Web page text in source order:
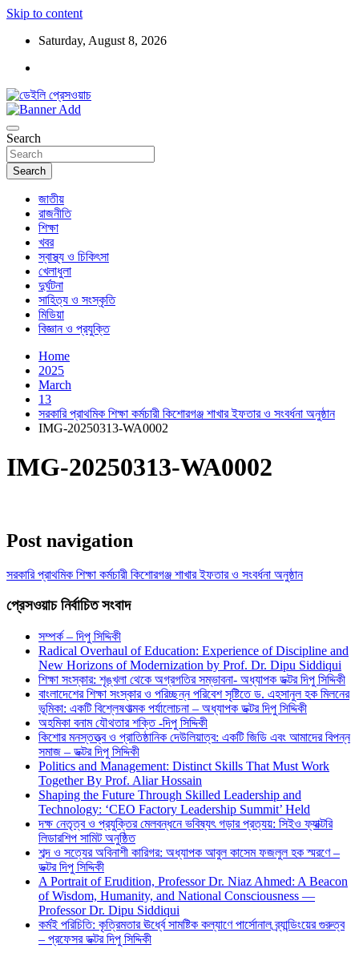
Skip to content
Saturday, August 8, 2026
ডেইলি প্রেসওয়াচ
Search
Search
জাতীয়
রাজনীতি
শিক্ষা
খবর
স্বাস্থ্য ও চিকিৎসা
খেলাধুলা
দুর্ঘটনা
সাহিত্য ও সংস্কৃতি
মিডিয়া
বিজ্ঞান ও প্রযুক্তি
Home
2025
March
13
সরকারি প্রাথমিক শিক্ষা কর্মচারী কিশোরগঞ্জ শাখার ইফতার ও সংবর্ধনা অনুষ্ঠান
IMG-20250313-WA0002
IMG-20250313-WA0002
Post navigation
সরকারি প্রাথমিক শিক্ষা কর্মচারী কিশোরগঞ্জ শাখার ইফতার ও সংবর্ধনা অনুষ্ঠান
প্রেসওয়াচ নির্বাচিত সংবাদ
সম্পর্ক – দিপু সিদ্দিকী
Radical Overhaul of Education: Experience of Discipline and
New Horizons of Modernization by Prof. Dr. Dipu Siddiqui
শিক্ষা সংস্কার: শৃঙ্খলা থেকে অগ্রগতির সম্ভাবনা- অধ্যাপক ডক্টর দিপু সিদ্দিকী
বাংলাদেশের শিক্ষা সংস্কার ও পরিচ্ছন্ন পরিবেশ সৃষ্টিতে ড. এহসানুল হক মিলনের
ভূমিকা: একটি বিশ্লেষণাত্মক পর্যালোচনা – অধ্যাপক ডক্টর দিপু সিদ্দিকী
অহমিকা বনাম যৌথতার শক্তি -দিপু সিদ্দিকী
কিশোর মনস্তত্ত্ব ও প্রাতিষ্ঠানিক দেউলিয়াত্ব: একটি জিডি এবং আমাদের বিপন্ন
সমাজ – ডক্টর দিপু সিদ্দিকী
Politics and Management: Distinct Skills That Must Work
Together By Prof. Aliar Hossain
Shaping the Future Through Skilled Leadership and
Technology: ‘CEO Factory Leadership Summit’ Held
দক্ষ নেতৃত্ব ও প্রযুক্তির মেলবন্ধনে ভবিষ্যৎ গড়ার প্রত্যয়: সিইও ফ্যাক্টরি
লিডারশিপ সামিট অনুষ্ঠিত
শব্দ ও সত্যের অবিনাশী কারিগর: অধ্যাপক আবুল কাসেম ফজলুল হক স্মরণে –
ডক্টর দিপু সিদ্দিকী
A Portrait of Erudition, Professor Dr. Niaz Ahmed: A Beacon
of Wisdom, Humanity, and National Consciousness —
Professor Dr. Dipu Siddiqui
কর্মই পরিচিতি: কৃত্রিমতার ঊর্ধ্বে সামষ্টিক কল্যাণে পার্সোনাল ব্র্যান্ডিংয়ের গুরুত্ব
– প্রফেসর ডক্টর দিপু সিদ্দিকী